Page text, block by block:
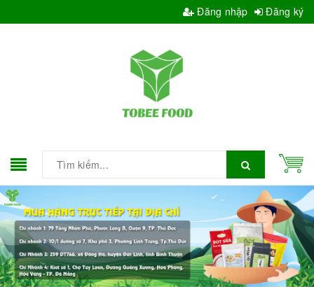
Đăng nhập Đăng ký